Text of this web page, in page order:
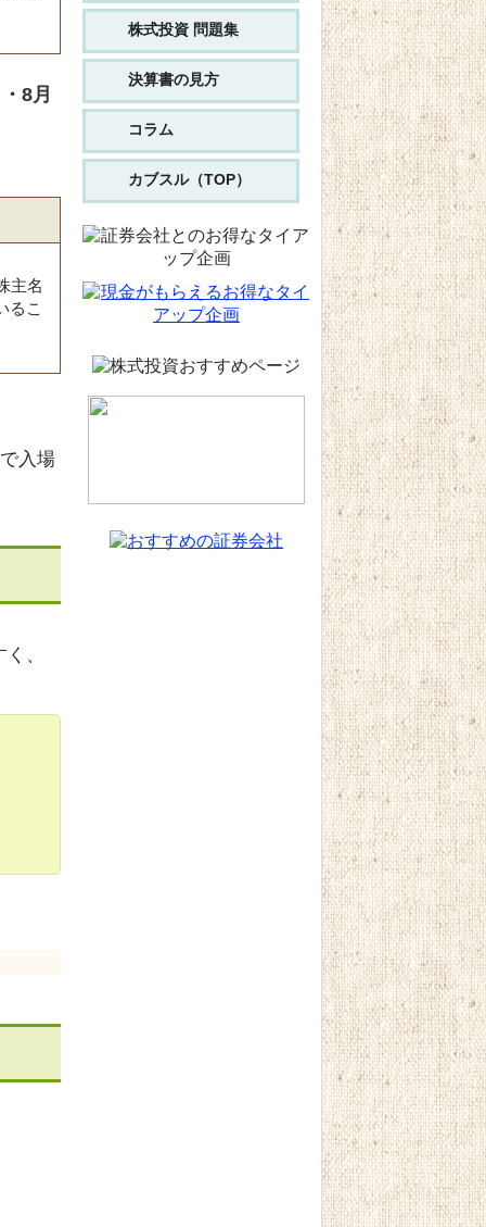
8月
主名
るこ
入場
、
株式投資 問題集
決算書の見方
コラム
カブスル（TOP）